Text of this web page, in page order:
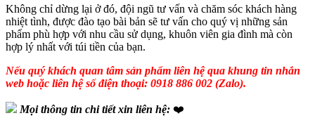
Không chỉ dừng lại ở đó, đội ngũ tư vấn và chăm sóc khách hàng
nhiệt tình, được đào tạo bài bản sẽ tư vấn cho quý vị những sản
phẩm phù hợp với nhu cầu sử dụng, khuôn viên gia đình mà còn
hợp lý nhất với túi tiền của bạn.
Nếu quý khách quan tâm sản phẩm liên hệ qua khung tin nhắn
web hoặc liên hệ số điện thoại: 0918 886 002 (Zalo).
Mọi thông tin chi tiết xin liên hệ: ❤️